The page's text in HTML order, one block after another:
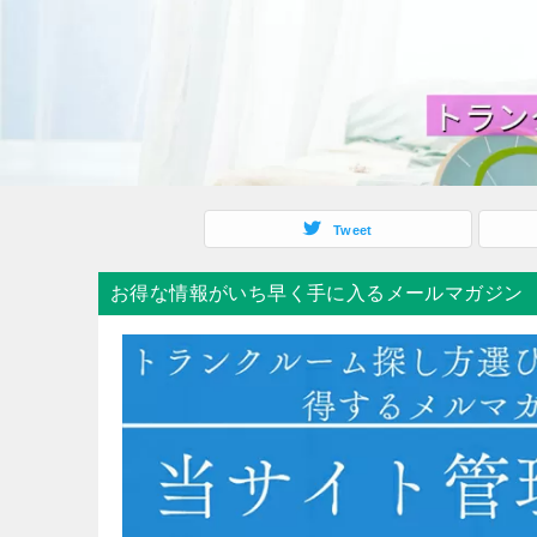
Tweet
お得な情報がいち早く手に入るメールマガジン